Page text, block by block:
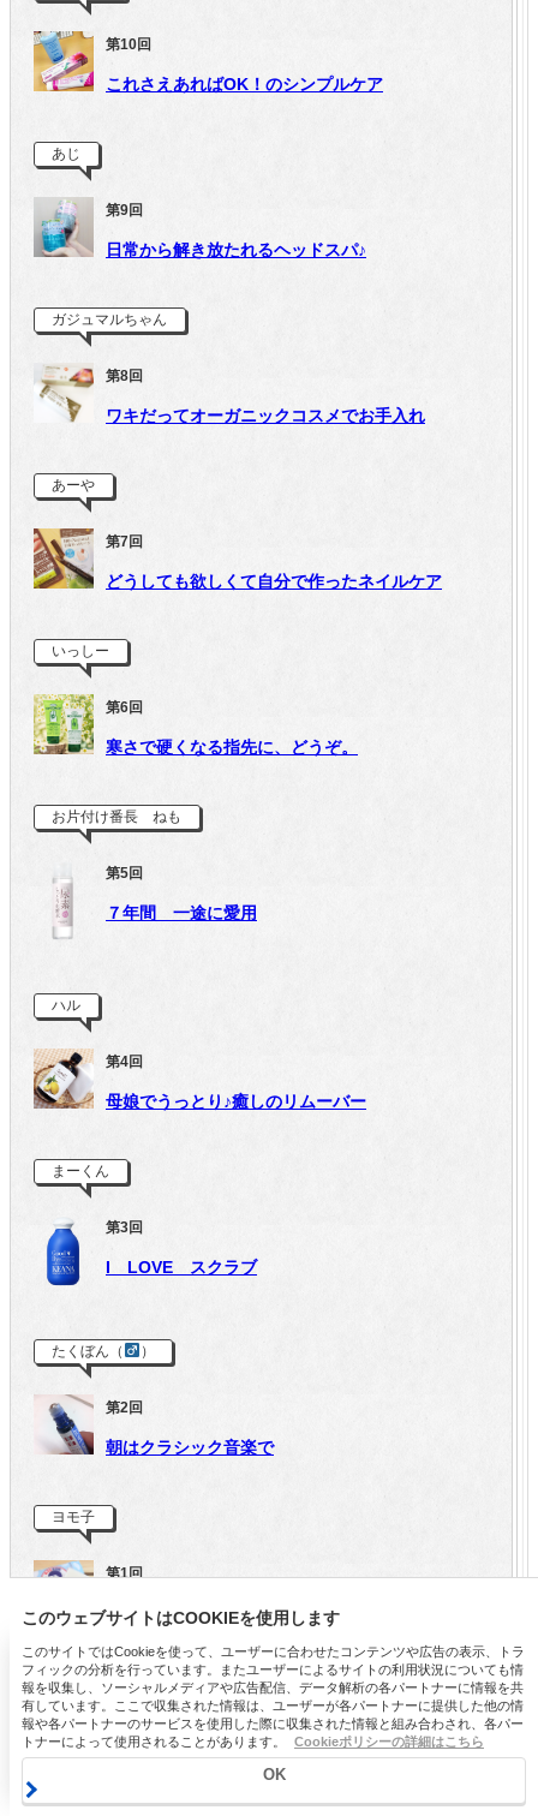
このウェブサイトはCOOKIEを使用します
このサイトではCookieを使って、ユーザーに合わせたコンテンツや広告の表示、トラ
フィックの分析を行っています。またユーザーによるサイトの利用状況についても情
報を収集し、ソーシャルメディアや広告配信、データ解析の各パートナーに情報を共
有しています。ここで収集された情報は、ユーザーが各パートナーに提供した他の情
報や各パートナーのサービスを使用した際に収集された情報と組み合わされ、各パー
トナーによって使用されることがあります。
Cookieポリシーの詳細はこちら
OK
第10回
これさえあればOK！のシンプルケア
あじ
第9回
日常から解き放たれるヘッドスパ♪
ガジュマルちゃん
第8回
ワキだってオーガニックコスメでお手入れ
あーや
第7回
どうしても欲しくて自分で作ったネイルケア
いっしー
第6回
寒さで硬くなる指先に、どうぞ。
お片付け番長 ねも
第5回
７年間 一途に愛用
ハル
第4回
母娘でうっとり♪癒しのリムーバー
まーくん
第3回
I LOVE スクラブ
たくぼん（ ）
第2回
朝はクラシック音楽で
ヨモ子
第1回
硬派な石けん。
美白パックでメイク映えUPの透明肌に！
シミ・そばかすを予防して、チート級白肌をGETする洗い流すパック。お試しサイズ
を数量限定で販売中♪